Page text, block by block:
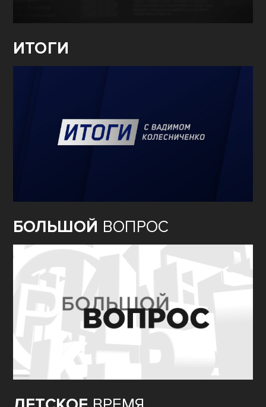
ИТОГИ
БОЛЬШОЙ ВОПРОС